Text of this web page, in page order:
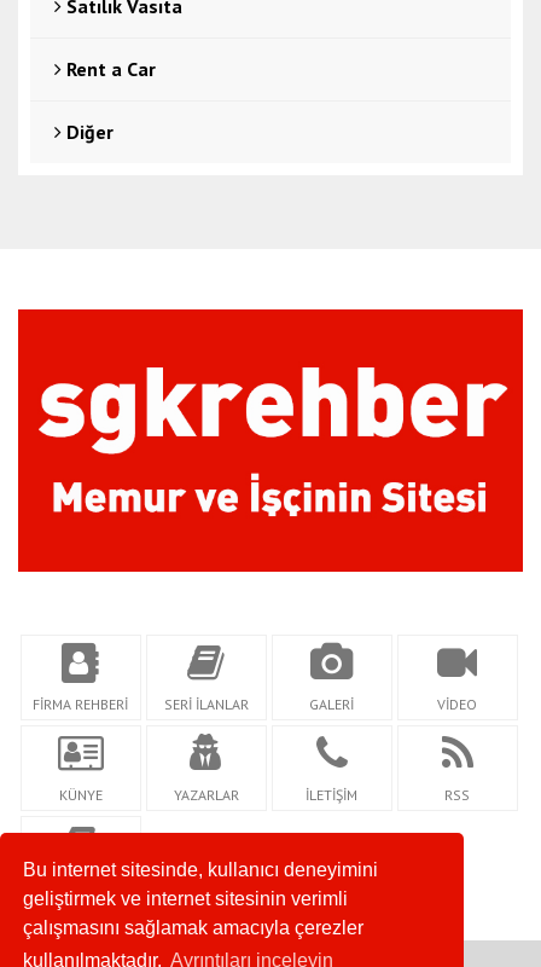
Bu internet sitesinde, kullanıcı deneyimini
geliştirmek ve internet sitesinin verimli
çalışmasını sağlamak amacıyla çerezler
kullanılmaktadır. Ayrıntıları inceleyin
Satılık Vasıta
Rent a Car
Diğer
FİRMA REHBERİ SERİ İLANLAR GALERİ VİDEO
KÜNYE YAZARLAR İLETİŞİM RSS